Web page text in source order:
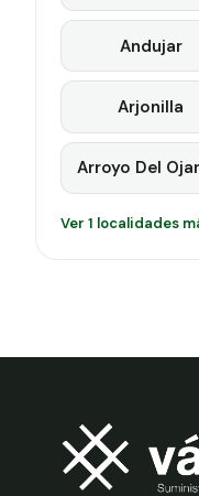
Andujar
Arjonilla
Arroyo Del
Ver 1 localidades